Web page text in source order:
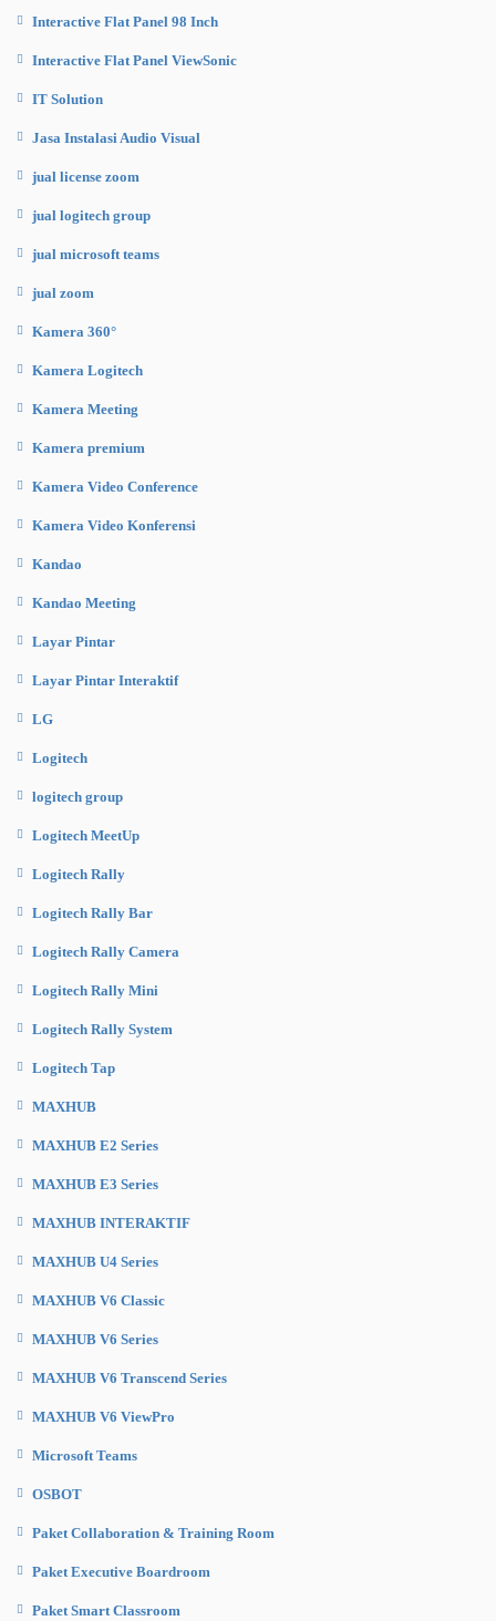
Interactive Flat Panel 98 Inch
Interactive Flat Panel ViewSonic
IT Solution
Jasa Instalasi Audio Visual
jual license zoom
jual logitech group
jual microsoft teams
jual zoom
Kamera 360°
Kamera Logitech
Kamera Meeting
Kamera premium
Kamera Video Conference
Kamera Video Konferensi
Kandao
Kandao Meeting
Layar Pintar
Layar Pintar Interaktif
LG
Logitech
logitech group
Logitech MeetUp
Logitech Rally
Logitech Rally Bar
Logitech Rally Camera
Logitech Rally Mini
Logitech Rally System
Logitech Tap
MAXHUB
MAXHUB E2 Series
MAXHUB E3 Series
MAXHUB INTERAKTIF
MAXHUB U4 Series
MAXHUB V6 Classic
MAXHUB V6 Series
MAXHUB V6 Transcend Series
MAXHUB V6 ViewPro
Microsoft Teams
OSBOT
Paket Collaboration & Training Room
Paket Executive Boardroom
Paket Smart Classroom